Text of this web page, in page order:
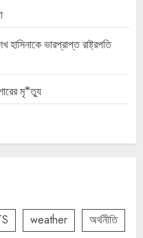
ভারপ্রাপ্ত রাষ্ট্রপতি
মৃ*ত্যু
weather
অর্থনীতি